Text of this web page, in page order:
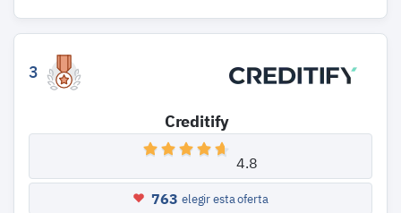
3
Creditify
4.8
763 elegir esta oferta